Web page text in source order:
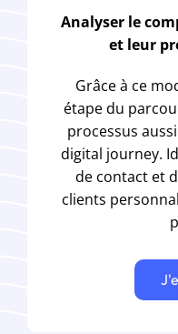
Analyser le
et leur
Grâce à ce
étape du
processus
digital journey.
de contact et
clients